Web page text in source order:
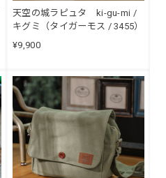
天空の城ラピュタ ki-gu-mi /
キグミ（タイガーモス / 3455）
¥9,900